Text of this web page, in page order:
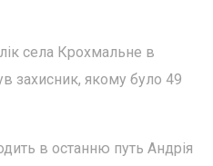
села Крохмальне в
захисник, якому було 49
в останню путь Андрія